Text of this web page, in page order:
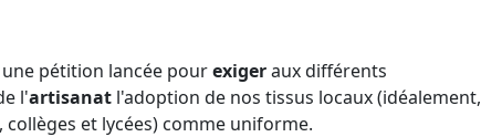
pétition lancée pourexigeraux différents
l'artisanat l'adoption de nos tissus locaux (idéalement,
et lycées) comme uniforme.